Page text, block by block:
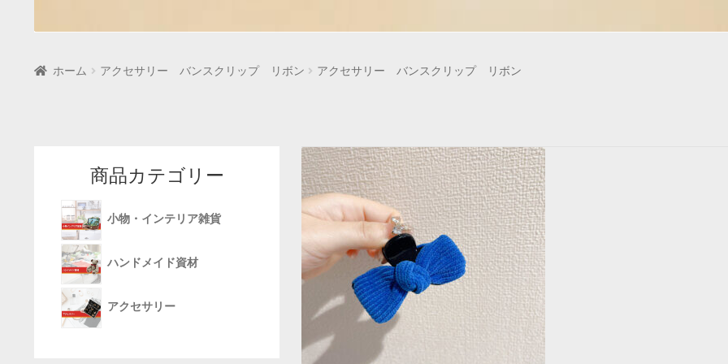
ホーム アクセサリー バンスクリップ リボン アクセサリー バンスクリップ リボン
商品カテゴリー
小物・インテリア雑貨
ハンドメイド資材
アクセサリー